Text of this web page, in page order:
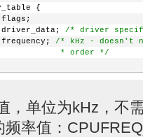
{
driver_data;
/* driver
frequency;
/* kHz - doesn't
* order */
，单位为kHz，不
率值：